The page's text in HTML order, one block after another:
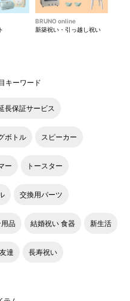
BRUNO online
新築祝い・引っ越し祝い
キーワード
長保証サービス
ボトル スピーカー
ー トースター
交換用パーツ
品 結婚祝い 食器 新生活
達 長寿祝い